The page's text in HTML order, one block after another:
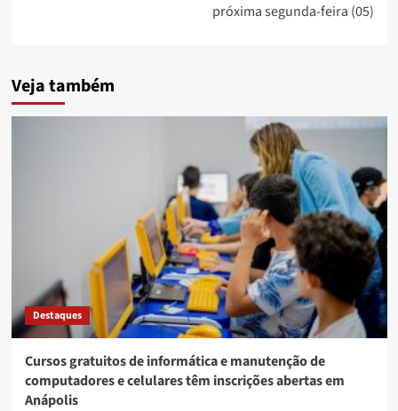
próxima segunda-feira (05)
Veja também
Destaques
Cursos gratuitos de informática e manutenção de
computadores e celulares têm inscrições abertas em
Anápolis